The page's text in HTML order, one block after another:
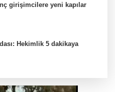
girişimcilere yeni kapılar
Hekimlik 5 dakikaya